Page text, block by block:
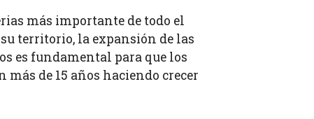
más importante de todo el
territorio, la expansión de las
es fundamental para que los
de 15 años haciendo crecer